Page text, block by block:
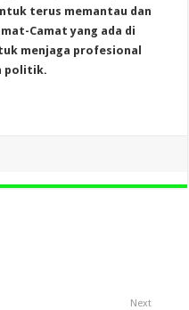
terus memantau dan
Camat yang ada di
menjaga profesional
politik.
Next